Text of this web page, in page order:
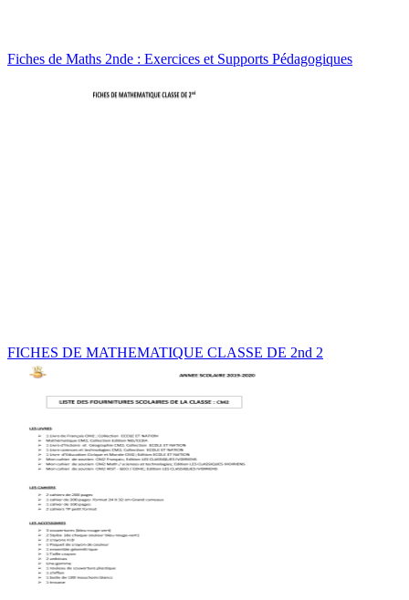
Fiches de Maths 2nde : Exercices et Supports Pédagogiques
FICHES DE MATHEMATIQUE CLASSE DE 2nd 2